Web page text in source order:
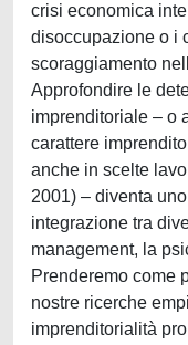
crisi economica
disoccupazione o i
scoraggiamento
Approfondire le
imprenditoriale – o
carattere
anche in scelte
2001) – diventa
integrazione tra
management, la
Prenderemo come
nostre ricerche
imprenditorialità